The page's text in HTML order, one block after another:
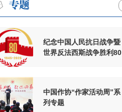
纪念中国人民抗日战争暨
世界反法西斯战争胜利80
中国作协“作家活动周”系
列专题